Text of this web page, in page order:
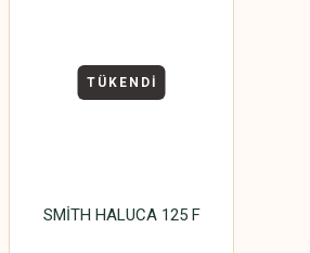
TÜKENDİ
SMİTH HALUCA 125 F